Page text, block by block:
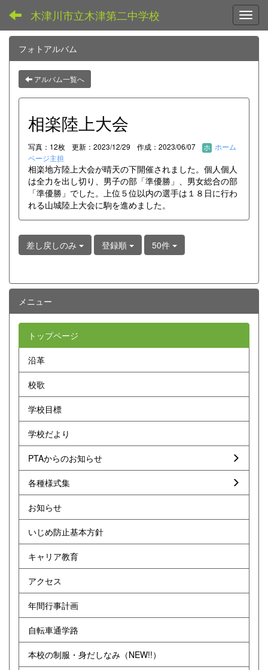
木津川市立木津第二中学校
フォトアルバム
アルバム一覧へ
相楽陸上大会
写真：12枚 更新：2023/12/29 作成：2023/06/07
ホーム
ページ主担
相楽地方陸上大会が晴天の下開催されました。個人個人
は全力を出し切り、男子の部「準優勝」、男女総合の部
「準優勝」でした。上位５位以内の選手は１８日に行わ
れる山城陸上大会に駒を進めました。
差し戻しのみ 登録順 50件
メニュー
トップページ
沿革
校歌
学校目標
学校だより
PTAからのお知らせ
各種様式集
お知らせ
いじめ防止基本方針
キャリア教育
アクセス
年間行事計画
自転車通学路
本校の制服・身だしなみ（NEW!!）